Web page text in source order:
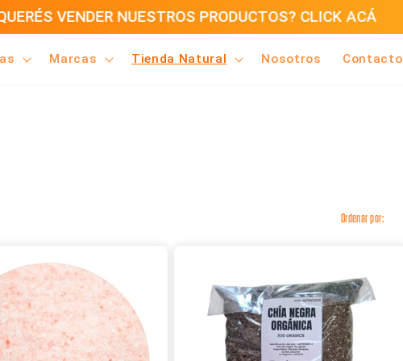
VENDER NUESTROS PRODUCTOS? CLICK ACÁ
Marcas Tienda Natural Nosotros Contacto
Ordenar por: